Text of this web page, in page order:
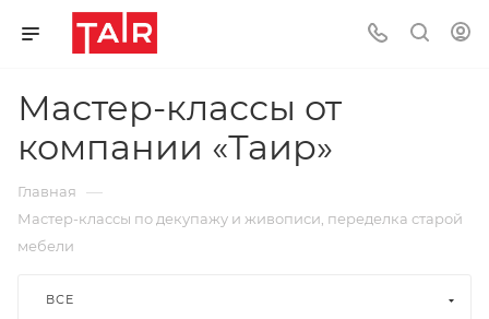
Мастер-классы от
компании «Таир»
Главная —
Мастер-классы по декупажу и живописи, переделка старой
мебели
ВСЕ